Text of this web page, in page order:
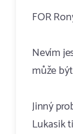
FOR
Nevím
může
Jinný
Lukasik